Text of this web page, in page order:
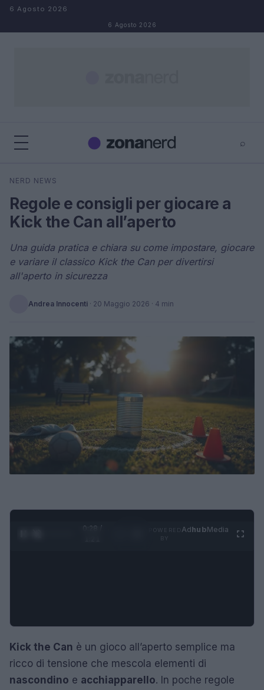
Salta al contenuto
6 Agosto 2026
6 Agosto 2026
⌕
Cerca
NERD NEWS
Regole e consigli per giocare a
Kick the Can all’aperto
Una guida pratica e chiara su come impostare, giocare
e variare il classico Kick the Can per divertirsi
all'aperto in sicurezza
Andrea Innocenti · 20 Maggio 2026 · 4 min
0:29 /
AdhubMedia
Kick the Can è un gioco all’aperto semplice ma
ricco di tensione che mescola elementi di
nascondino e acchiapparello. In poche regole